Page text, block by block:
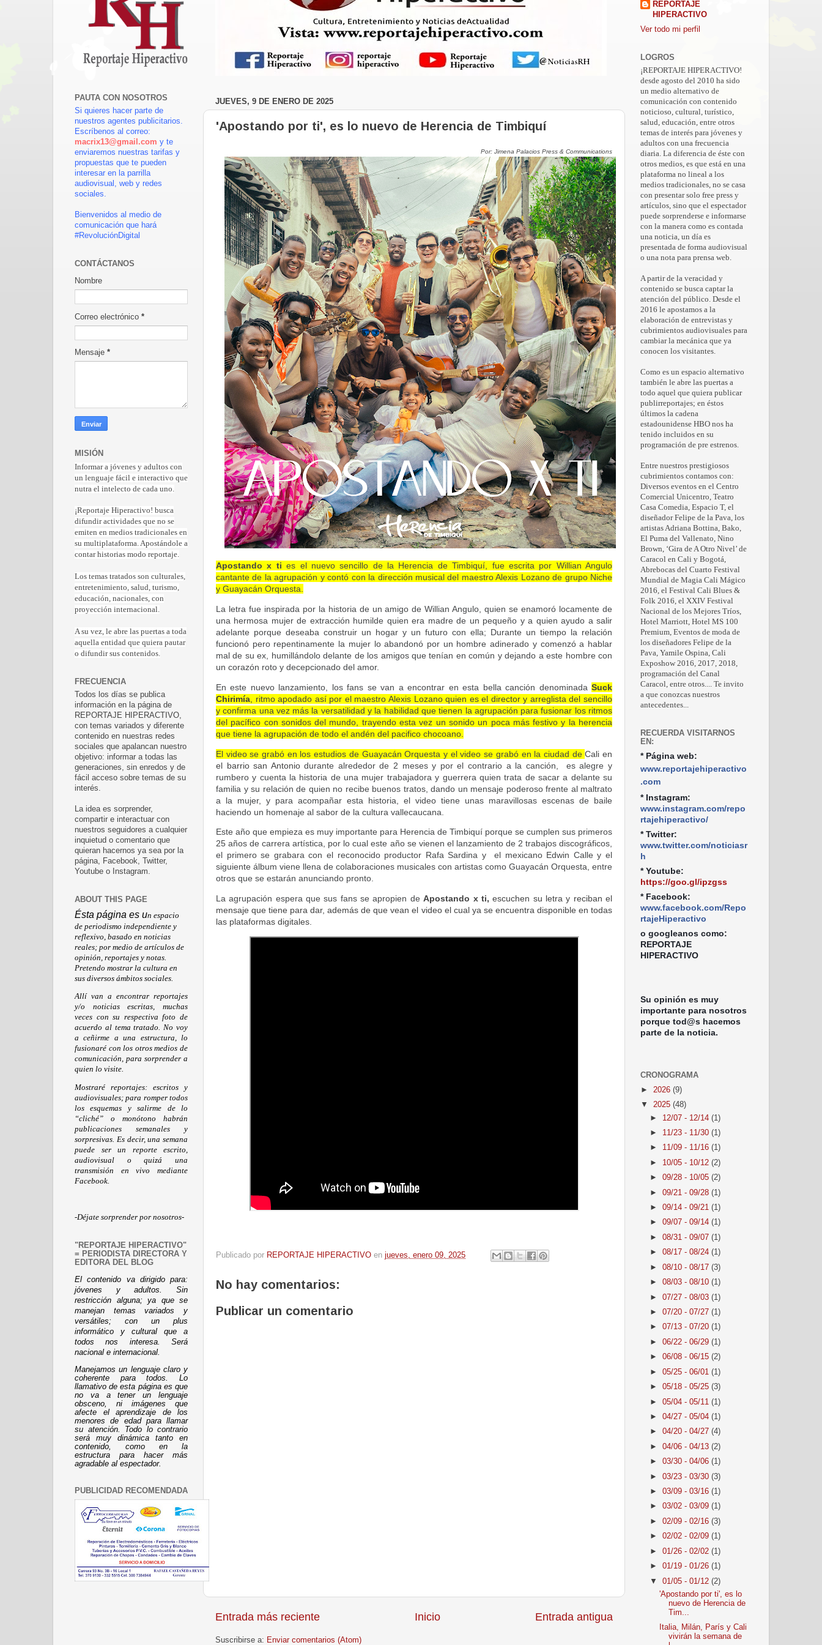
JUEVES, 9 DE ENERO DE 2025
'Apostando por ti', es lo nuevo de Herencia de Timbiquí
Por: Jimena Palacios Press & Communications
Apostando x ti es el nuevo sencillo de la Herencia de Timbiquí, fue escrita por Willian Angulo
cantante de la agrupación y contó con la dirección musical del maestro Alexis Lozano de grupo Niche
y Guayacán Orquesta.
La letra fue inspirada por la historia de un amigo de Willian Angulo, quien se enamoró locamente de
una hermosa mujer de extracción humilde quien era madre de un pequeño y a quien ayudo a salir
adelante porque deseaba construir un hogar y un futuro con ella; Durante un tiempo la relación
funcionó pero repentinamente la mujer lo abandonó por un hombre adinerado y comenzó a hablar
mal de su ex, humillándolo delante de los amigos que tenían en común y dejando a este hombre con
un corazón roto y decepcionado del amor.
En este nuevo lanzamiento, los fans se van a encontrar en esta bella canción denominada Suck
Chirimía , ritmo apodado así por el maestro Alexis Lozano quien es el director y arreglista del sencillo
y confirma una vez más la versatilidad y la habilidad que tienen la agrupación para fusionar los ritmos
del pacífico con sonidos del mundo , trayendo esta vez un sonido un poca más festivo y la herencia
que tiene la agrupación de todo el andén del pacifico chocoano.
El video se grabó en los estudios de Guayacán Orquesta y el video se grabó en la ciudad deCali en
el barrio san Antoniodurante alrededor de 2 meses y por el contrario a la canción, es alegre y
rumbero y cuenta la historia de una mujer trabajadora y guerrera quien trata de sacar a delante su
familia y su relación de quien no recibe buenos tratos, dando un mensaje poderoso frente al maltrato
a la mujer, y para acompañar esta historia, el video tiene unas maravillosas escenas de baile
haciendo un homenaje al sabor de la cultura vallecaucana.
Este año que empieza es muy importante para Herencia de Timbiquí porque se cumplen sus primeros
25 años de carrera artística, por lo cual este año se vienen el lanzamiento de 2 trabajos discográficos,
el primero se grabara con el reconocido productor Rafa Sardina y el mexicano Edwin Calle y el
siguiente álbum viene llena de colaboraciones musicales con artistas como Guayacán Orquesta, entre
otros que se estarán anunciando pronto.
La agrupación espera que sus fans se apropien deApostando x ti, escuchen su letra y reciban el
mensaje que tiene para dar, además de que vean el video el cual ya se encuentra disponible en todas
las plataformas digitales.
Publicado por REPORTAJE HIPERACTIVO en jueves, enero 09, 2025
No hay comentarios:
Publicar un comentario
Entrada más reciente Entrada antigua
Inicio
Suscribirse a: Enviar comentarios (Atom)
PAUTA CON NOSOTROS
Si quieres hacer parte de
nuestros agentes publicitarios.
Escríbenos al correo:
macrix13@gmail.com y te
enviaremos nuestras tarifas y
propuestas que te pueden
interesar en la parrilla
audiovisual, web y redes
sociales.
Bienvenidos al medio de
comunicación que hará
#RevoluciónDigital
CONTÁCTANOS
Nombre
Correo electrónico *
Mensaje *
MISIÓN
Informar a jóvenes y adultos con
un lenguaje fácil e interactivo que
nutra el intelecto de cada uno.
¡Reportaje Hiperactivo! busca
difundir actividades que no se
emiten en medios tradicionales en
su multiplataforma. Apostándole a
contar historias modo reportaje.
Los temas tratados son culturales,
entretenimiento, salud, turismo,
educación, nacionales, con
proyección internacional.
A su vez, le abre las puertas a toda
aquella entidad que quiera pautar
o difundir sus contenidos.
FRECUENCIA
Todos los días se publica
información en la página de
REPORTAJE HIPERACTIVO,
con temas variados y diferente
contenido en nuestras redes
sociales que apalancan nuestro
objetivo: informar a todas las
generaciones, sin enredos y de
fácil acceso sobre temas de su
interés.
La idea es sorprender,
compartir e interactuar con
nuestros seguidores a cualquier
inquietud o comentario que
quieran hacernos ya sea por la
página, Facebook, Twitter,
Youtube o Instagram.
ABOUT THIS PAGE
Ésta página es un espacio
de periodismo independiente y
reflexivo, basado en noticias
reales; por medio de artículos de
opinión, reportajes y notas.
Pretendo mostrar la cultura en
sus diversos ámbitos sociales.
Allí van a encontrar reportajes
y/o noticias escritas, muchas
veces con su respectiva foto de
acuerdo al tema tratado. No voy
a ceñirme a una estructura, lo
fusionaré con los otros medios de
comunicación, para sorprender a
quien lo visite.
Mostraré reportajes: escritos y
audiovisuales; para romper todos
los esquemas y salirme de lo
“cliché” o monótono habrán
publicaciones semanales y
sorpresivas. Es decir, una semana
puede ser un reporte escrito,
audiovisual o quizá una
transmisión en vivo mediante
Facebook.
-Déjate sorprender por nosotros-
"REPORTAJE HIPERACTIVO"
= PERIODISTA DIRECTORA Y
EDITORA DEL BLOG
El contenido va dirigido para:
jóvenes y adultos. Sin
restricción alguna; ya que se
manejan temas variados y
versátiles; con un plus
informático y cultural que a
todos nos interesa. Será
nacional e internacional.
Manejamos un lenguaje claro y
coherente para todos. Lo
llamativo de esta página es que
no va a tener un lenguaje
obsceno, ni imágenes que
afecte el aprendizaje de los
menores de edad para llamar
su atención. Todo lo contrario
será muy dinámica tanto en
contenido, como en la
estructura para hacer más
agradable al espectador.
PUBLICIDAD RECOMENDADA
REPORTAJE
HIPERACTIVO
Ver todo mi perfil
LOGROS
¡REPORTAJE HIPERACTIVO!
desde agosto del 2010 ha sido
un medio alternativo de
comunicación con contenido
noticioso, cultural, turístico,
salud, educación, entre otros
temas de interés para jóvenes y
adultos con una frecuencia
diaria. La diferencia de éste con
otros medios, es que está en una
plataforma no lineal a los
medios tradicionales, no se casa
con presentar solo free press y
artículos, sino que el espectador
puede sorprenderse e informarse
con la manera como es contada
una noticia, un día es
presentada de forma audiovisual
o una nota para prensa web.
A partir de la veracidad y
contenido se busca captar la
atención del público. Desde el
2016 le apostamos a la
elaboración de entrevistas y
cubrimientos audiovisuales para
cambiar la mecánica que ya
conocen los visitantes.
Como es un espacio alternativo
también le abre las puertas a
todo aquel que quiera publicar
publirreportajes; en éstos
últimos la cadena
estadounidense HBO nos ha
tenido incluidos en su
programación de pre estrenos.
Entre nuestros prestigiosos
cubrimientos contamos con:
Diversos eventos en el Centro
Comercial Unicentro, Teatro
Casa Comedia, Espacio T, el
diseñador Felipe de la Pava, los
artistas Adriana Bottina, Bako,
El Puma del Vallenato, Nino
Brown, ‘Gira de A Otro Nivel’ de
Caracol en Cali y Bogotá,
Abrebocas del Cuarto Festival
Mundial de Magia Cali Mágico
2016, el Festival Cali Blues &
Folk 2016, el XXIV Festival
Nacional de los Mejores Tríos,
Hotel Marriott, Hotel MS 100
Premium, Eventos de moda de
los diseñadores Felipe de la
Pava, Yamile Ospina, Cali
Exposhow 2016, 2017, 2018,
programación del Canal
Caracol, entre otros.... Te invito
a que conozcas nuestros
antecedentes...
RECUERDA VISITARNOS
EN:
* Página web:
www.reportajehiperactivo
.com
* Instagram:
www.instagram.com/repo
rtajehiperactivo/
* Twitter:
www.twitter.com/noticiasr
h
* Youtube:
https://goo.gl/ipzgss
* Facebook:
www.facebook.com/Repo
rtajeHiperactivo
o googleanos como:
REPORTAJE
HIPERACTIVO
Su opinión es muy
importante para nosotros
porque tod@s hacemos
parte de la noticia.
CRONOGRAMA
► 2026 (9)
▼ 2025 (48)
► 12/07 - 12/14(1)
► 11/23 - 11/30(1)
► 11/09 - 11/16(1)
► 10/05 - 10/12(2)
►09/28 - 10/05(2)
►09/21 - 09/28(1)
►09/14 - 09/21(1)
►09/07 - 09/14(1)
►08/31 - 09/07(1)
►08/17 - 08/24(1)
►08/10 - 08/17(3)
►08/03 - 08/10(1)
►07/27 - 08/03(1)
►07/20 - 07/27(1)
►07/13 - 07/20(1)
►06/22 - 06/29(1)
►06/08 - 06/15(2)
►05/25 - 06/01(1)
►05/18 - 05/25(3)
►05/04 - 05/11(1)
►04/27 - 05/04(1)
►04/20 - 04/27(4)
►04/06 - 04/13(2)
►03/30 - 04/06(1)
►03/23 - 03/30(3)
►03/09 - 03/16(1)
►03/02 - 03/09(1)
►02/09 - 02/16(3)
►02/02 - 02/09(1)
►01/26 - 02/02(1)
►01/19 - 01/26(1)
▼01/05 - 01/12(2)
'Apostando por ti', es lo
nuevo de Herencia de
Tim...
Italia, Milán, París y Cali
vivirán la semana de